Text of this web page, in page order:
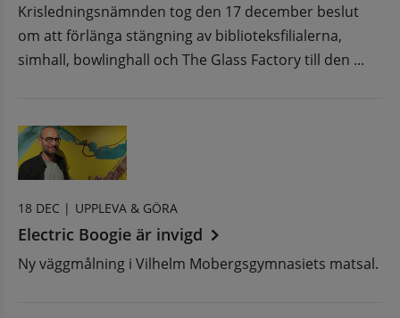
Krisledningsnämnden tog den 17 december beslut
om att förlänga stängning av biblioteksfilialerna,
simhall, bowlinghall och The Glass Factory till den ...
18 DEC | UPPLEVA & GÖRA
Electric Boogie är invigd
Ny väggmålning i Vilhelm Mobergsgymnasiets matsal.